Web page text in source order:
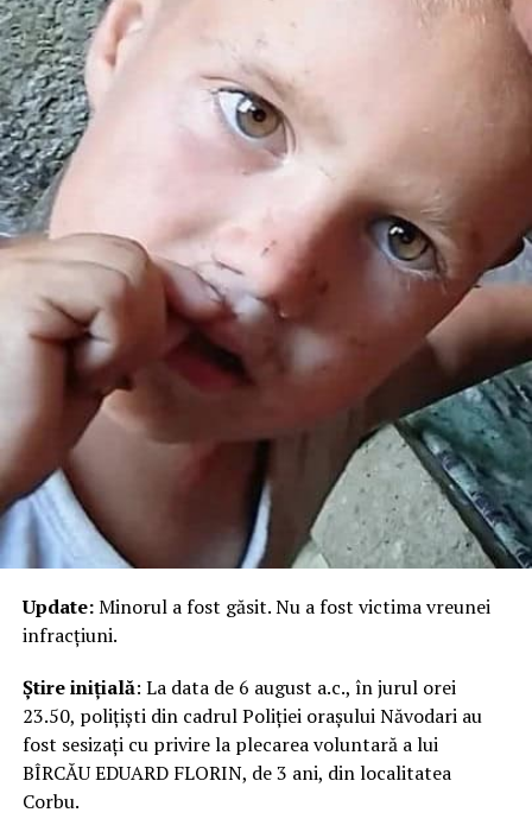
Update:Minorul a fost găsit. Nu a fost victima vreunei
infracțiuni.
Știre inițială: La data de 6 august a.c., în jurul orei
23.50, polițiști din cadrul Poliției orașului Năvodari au
fost sesizați cu privire la plecarea voluntară a lui
BÎRCĂU EDUARD FLORIN, de 3 ani, din localitatea
Corbu.